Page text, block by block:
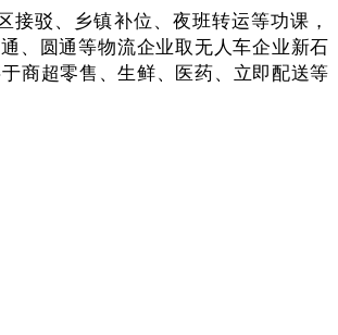
驳、乡镇补位、夜班转运等功课，
、圆通等物流企业取无人车企业新石
商超零售、生鲜、医药、立即配送等